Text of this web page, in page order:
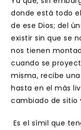
donde está todo
de ese Dios; del
existir sin que se
nos tienen
cuando se
misma, recibe
hasta en el más
cambiado de sitio
Es el símil que